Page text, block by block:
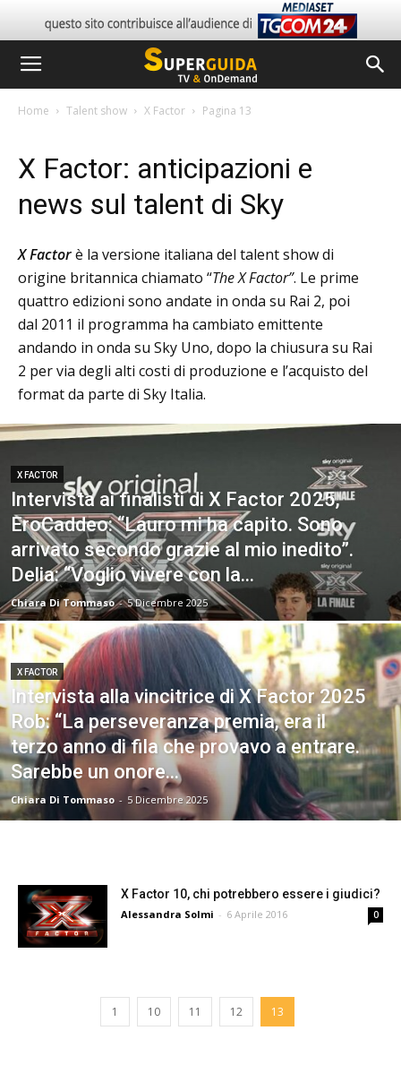
Home Talent show X Factor Pagina 13
X Factor: anticipazioni e
news sul talent di Sky
X Factorè la versione italiana del talent show di
origine britannica chiamato “The X Factor”. Le prime
quattro edizioni sono andate in onda su Rai 2, poi
dal 2011 il programma ha cambiato emittente
andando in onda su Sky Uno, dopo la chiusura su Rai
2 per via degli alti costi di produzione e l’acquisto del
format da parte di Sky Italia.
X FACTOR
Intervista ai finalisti di X Factor 2025,
EroCaddeo: “Lauro mi ha capito. Sono
arrivato secondo grazie al mio inedito”.
Delia: “Voglio vivere con la...
Chiara Di Tommaso - 5 Dicembre 2025
X FACTOR
Intervista alla vincitrice di X Factor 2025
Rob: “La perseveranza premia, era il
terzo anno di fila che provavo a entrare.
Sarebbe un onore...
Chiara Di Tommaso - 5 Dicembre 2025
X Factor 10, chi potrebbero essere i giudici?
Alessandra Solmi - 6 Aprile 2016 0
1 10 11 12 13